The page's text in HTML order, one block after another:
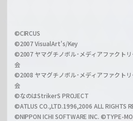
a
r
z
i
l
h
a
©CIRCUS
©2007 VisualArt's/Key
©2007 ヤマグチノボル･メディアファクト
会
©2008 ヤマグチノボル･メディアファクト
会
©なのはStrikerS PROJECT
©ATLUS CO.,LTD.1996,2006 ALL RIGHTS
©NIPPON ICHI SOFTWARE INC. ©TYPE-